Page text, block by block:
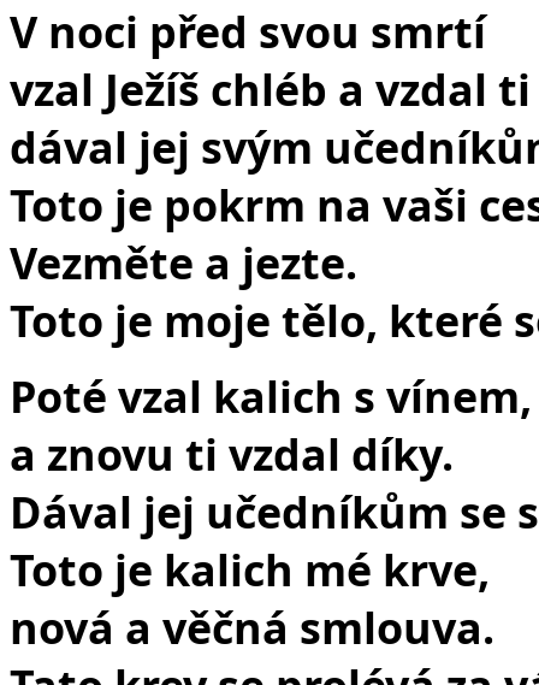
V noci před svou smrtí
vzal Ježíš chléb a vzdal
dával jej svým
Toto je pokrm na vaši
Vezměte a jezte.
Toto je moje tělo, které
Poté vzal kalich s vínem,
a znovu ti vzdal díky.
Dával jej učedníkům se
Toto je kalich mé krve,
nová a věčná smlouva.